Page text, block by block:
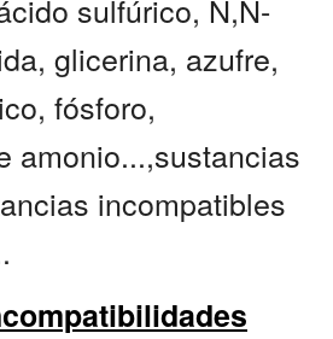
sulfúrico, N,N-
glicerina, azufre,
fósforo,
amonio...,sustancias
incompatibles